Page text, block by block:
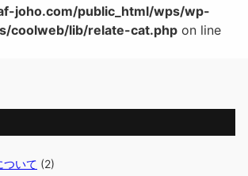
joho.com/public_html/wps/wp-
coolweb/lib/relate-cat.php on line
ついて (2)